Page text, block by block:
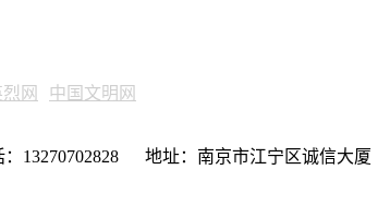
网
中国文明网
13270702828 地址：南京市江宁区诚信大厦